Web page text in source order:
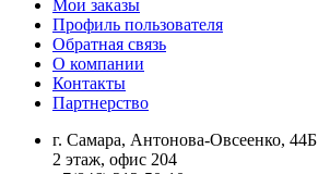
Мои заказы
Профиль пользователя
Обратная связь
О компании
Контакты
Партнерство
г. Самара, Антонова-Овсеенко, 44Б
2 этаж, офис 204